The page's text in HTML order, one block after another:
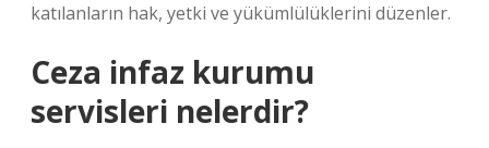
katılanların hak, yetki ve yükümlülüklerini düzenler.
Ceza infaz kurumu
servisleri nelerdir?